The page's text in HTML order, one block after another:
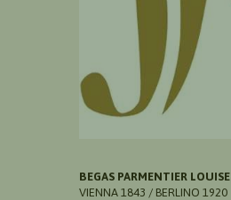
BEGAS PARMENTIER LOUISE
VIENNA 1843 / BERLINO 1920